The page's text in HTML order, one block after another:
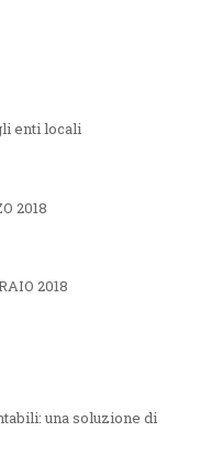
enti locali
2018
2018
una soluzione di